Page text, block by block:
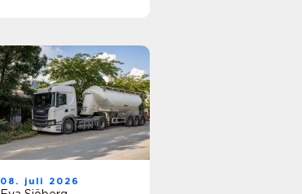
08. juli 2026